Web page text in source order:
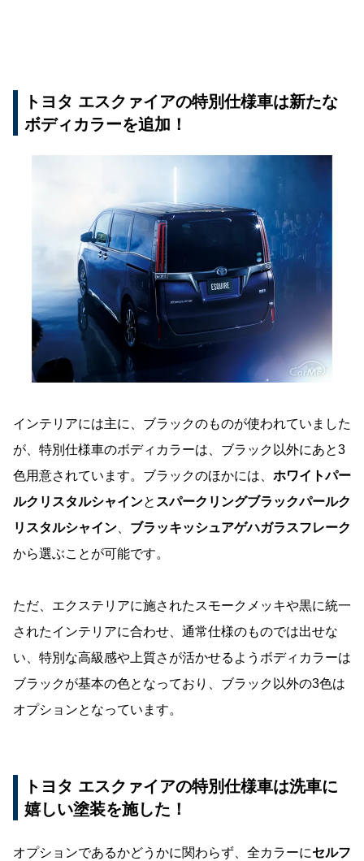
トヨタ エスクァイアの特別仕様車は新たな
ボディカラーを追加！
インテリアには主に、ブラックのものが使われていました
が、特別仕様車のボディカラーは、ブラック以外にあと3
色用意されています。ブラックのほかには、 ホワイトパー
ルクリスタルシャインと スパークリングブラックパールク
リスタルシャイン
ブラッキッシュアゲハガラスフレーク
から選ぶことが可能です。
ただ、エクステリアに施されたスモークメッキや黒に統一
されたインテリアに合わせ、通常仕様のものでは出せな
い、特別な高級感や上質さが活かせるようボディカラーは
ブラックが基本の色となっており、ブラック以外の3色は
オプションとなっています。
トヨタ エスクァイアの特別仕様車は洗車に
嬉しい塗装を施した！
オプションであるかどうかに関わらず、全カラーにセルフ